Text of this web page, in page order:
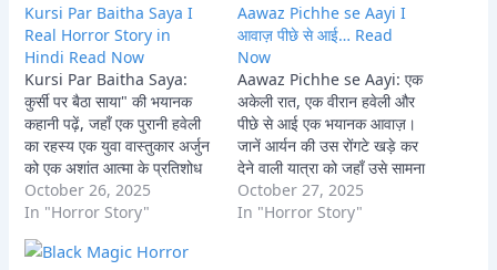
Kursi Par Baitha Saya I
Real Horror Story in
Hindi Read Now
Kursi Par Baitha Saya:
कुर्सी पर बैठा साया" की भयानक
कहानी पढ़ें, जहाँ एक पुरानी हवेली
का रहस्य एक युवा वास्तुकार अर्जुन
को एक अशांत आत्मा के प्रतिशोध
और काले जादू के अंधेरे में धकेल
देता है। क्या वह लावण्या की आत्मा
भूतिया…
October 26, 2025
In "Horror Story"
Aawaz Pichhe se Aayi I
आवाज़ पीछे से आई… Read
Now
Aawaz Pichhe se Aayi: एक
अकेली रात, एक वीरान हवेली और
पीछे से आई एक भयानक आवाज़।
जानें आर्यन की उस रोंगटे खड़े कर
देने वाली यात्रा को जहाँ उसे सामना
करना पड़ा एक प्राचीन चुड़ैल और
आवाज़ पीछे से आई के खौफनाक
October 27, 2025
In "Horror Story"